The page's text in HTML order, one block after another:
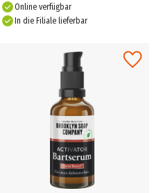
Online verfügbar
In die Filiale lieferbar